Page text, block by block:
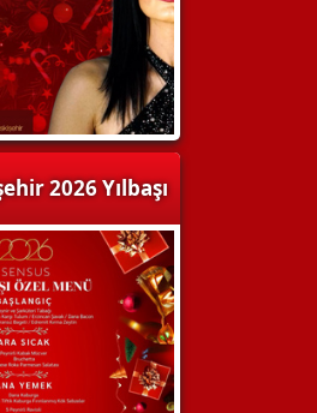
2026 Yılbaşı